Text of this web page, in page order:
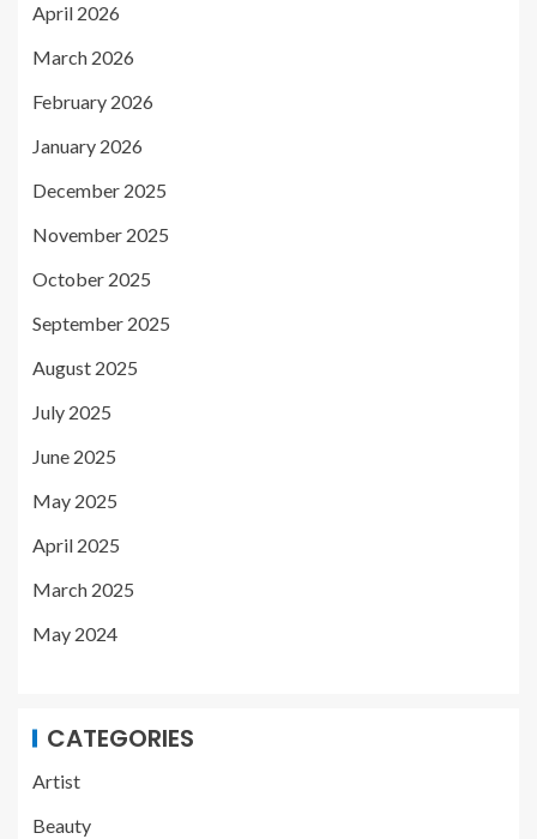
April 2026
March 2026
February 2026
January 2026
December 2025
November 2025
October 2025
September 2025
August 2025
July 2025
June 2025
May 2025
April 2025
March 2025
May 2024
CATEGORIES
Artist
Beauty